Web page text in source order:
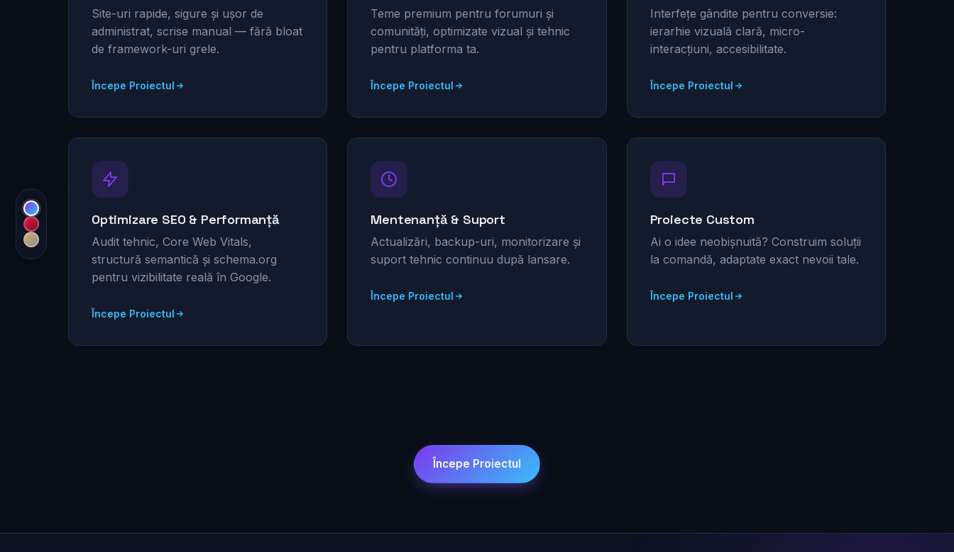
Site-uri rapide, sigure și ușor de
administrat, scrise manual — fără bloat
de framework-uri grele.
Începe Proiectul
Teme premium pentru forumuri și
comunități, optimizate vizual și tehnic
pentru platforma ta.
Începe Proiectul
Interfețe gândite pentru conversie:
ierarhie vizuală clară, micro-
interacțiuni, accesibilitate.
Începe Proiectul
Optimizare SEO & Performanță
Audit tehnic, Core Web Vitals,
structură semantică și schema.org
pentru vizibilitate reală în Google.
Începe Proiectul
Mentenanță & Suport
Actualizări, backup-uri, monitorizare și
suport tehnic continuu după lansare.
Începe Proiectul
Proiecte Custom
Ai o idee neobișnuită? Construim soluții
la comandă, adaptate exact nevoii tale.
Începe Proiectul
Începe Proiectul